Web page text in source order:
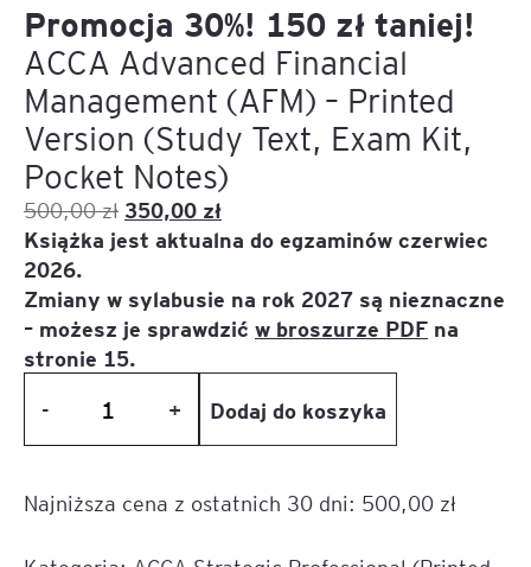
Promocja 30%! 150 zł taniej!
ACCA Advanced Financial
Management (AFM) – Printed
Version (Study Text, Exam Kit,
Pocket Notes)
500,00zł Pierwotna
cena
500,00 zł.
350,00 złAktualna
cena
350,00 zł.
Książka jest aktualna do egzaminów czerwiec
2026.
Zmiany w sylabusie na rok 2027 są nieznaczne
– możesz je sprawdzić w broszurze PDF na
stronie 15.
Promocja
150
- + Dodaj do koszyka
Najniższa cena z ostatnich 30 dni: 500,00 zł